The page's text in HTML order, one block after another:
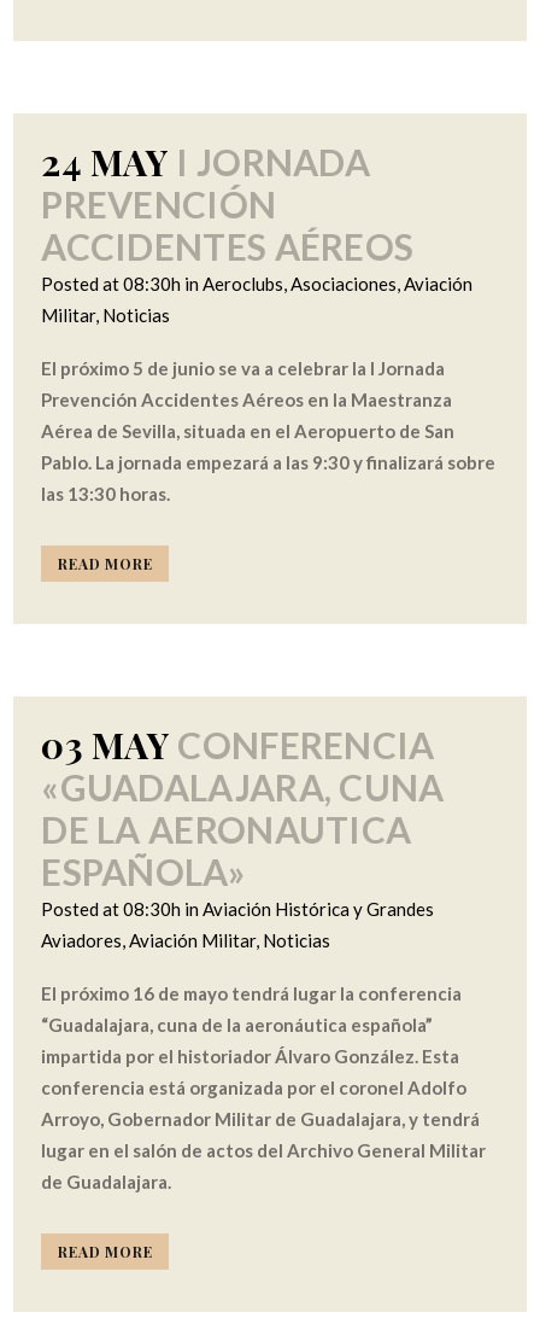
24 MAY I JORNADA
PREVENCIÓN
ACCIDENTES AÉREOS
Posted at 08:30h inAeroclubs,Asociaciones,Aviación
Militar, Noticias
El próximo 5 de junio se va a celebrar la I Jornada
Prevención Accidentes Aéreos en la Maestranza
Aérea de Sevilla, situada en el Aeropuerto de San
Pablo. La jornada empezará a las 9:30 y finalizará sobre
las 13:30 horas.
READ MORE
03 MAY CONFERENCIA
«GUADALAJARA, CUNA
DE LA AERONAUTICA
ESPAÑOLA»
Posted at 08:30h inAviación Histórica y Grandes
Aviadores,Aviación Militar, Noticias
El próximo 16 de mayo tendrá lugar la conferencia
“Guadalajara, cuna de la aeronáutica española”
impartida por el historiador Álvaro González. Esta
conferencia está organizada por el coronel Adolfo
Arroyo, Gobernador Militar de Guadalajara, y tendrá
lugar en el salón de actos del Archivo General Militar
de Guadalajara.
READ MORE